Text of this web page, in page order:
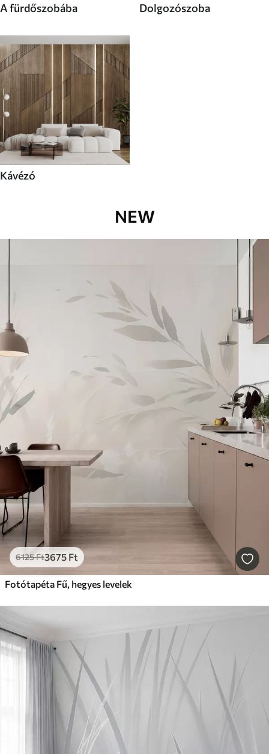
A fürdőszobába Dolgozószoba
Kávézó
NEW
6125Ft3675 Ft
Fotótapéta Fű, hegyes levelek